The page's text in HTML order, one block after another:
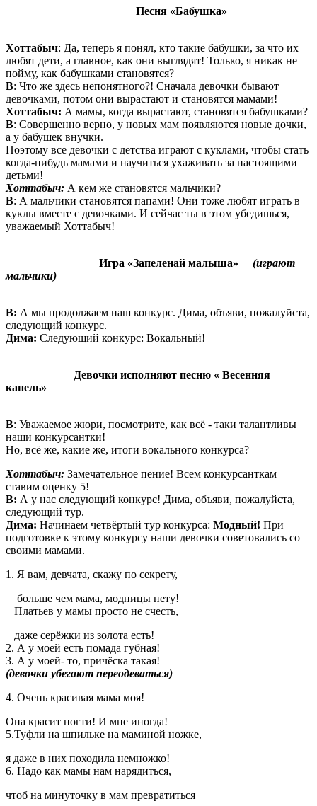
Песня «Бабушка»
Хоттабыч: Да, теперь я понял, кто такие бабушки, за что их
любят дети, а главное, как они выглядят! Только, я никак не
пойму, как бабушками становятся?
В: Что же здесь непонятного?! Сначала девочки бывают
девочками, потом они вырастают и становятся мамами!
Хоттабыч: А мамы, когда вырастают, становятся бабушками?
В: Совершенно верно, у новых мам появляются новые дочки,
а у бабушек внучки.
Поэтому все девочки с детства играют с куклами, чтобы стать
когда-нибудь мамами и научиться ухаживать за настоящими
детьми!
Хоттабыч: А кем же становятся мальчики?
В: А мальчики становятся папами! Они тоже любят играть в
куклы вместе с девочками. И сейчас ты в этом убедишься,
уважаемый Хоттабыч!
Игра «Запеленай малыша» (играют
мальчики)
В: А мы продолжаем наш конкурс. Дима, объяви, пожалуйста,
следующий конкурс.
Дима: Следующий конкурс: Вокальный!
Девочки исполняют песню « Весенняя
капель»
В: Уважаемое жюри, посмотрите, как всё - таки талантливы
наши конкурсантки!
Но, всё же, какие же, итоги вокального конкурса?
Хоттабыч: Замечательное пение! Всем конкурсанткам
ставим оценку 5!
В: А у нас следующий конкурс! Дима, объяви, пожалуйста,
следующий тур.
Дима: Начинаем четвёртый тур конкурса: Модный! При
подготовке к этому конкурсу наши девочки советовались со
своими мамами.
1. Я вам, девчата, скажу по секрету,
больше чем мама, модницы нету!
Платьев у мамы просто не счесть,
даже серёжки из золота есть!
2. А у моей есть помада губная!
3. А у моей- то, причёска такая!
(девочки убегают переодеваться)
4. Очень красивая мама моя!
Она красит ногти! И мне иногда!
5.Туфли на шпильке на маминой ножке,
я даже в них походила немножко!
6. Надо как мамы нам нарядиться,
чтоб на минуточку в мам превратиться